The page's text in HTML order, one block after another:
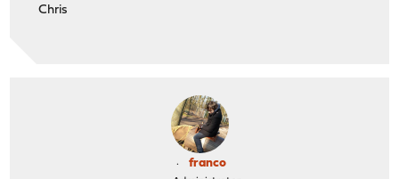
Chris
franco